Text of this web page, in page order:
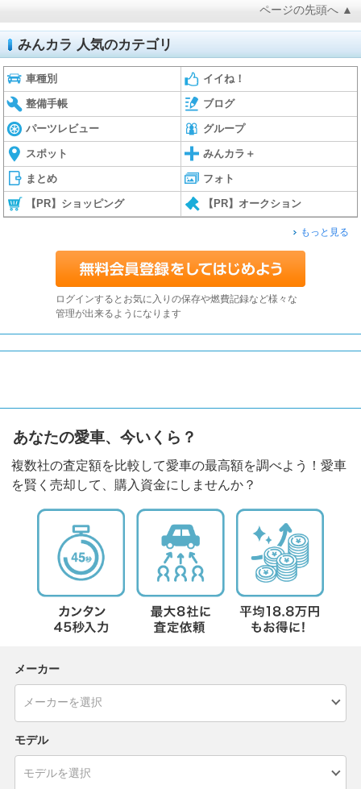
ページの先頭へ ▲
みんカラ 人気のカテゴリ
車種別 イイね！
整備手帳 ブログ
パーツレビュー グループ
スポット みんカラ＋
まとめ フォト
【PR】ショッピング 【PR】オークション
もっと見る
ログインするとお気に入りの保存や燃費記録など様々な
管理が出来るようになります
あなたの愛車、今いくら？
複数社の査定額を比較して愛車の最高額を調べよう！愛車
を賢く売却して、購入資金にしませんか？
メーカー
モデル